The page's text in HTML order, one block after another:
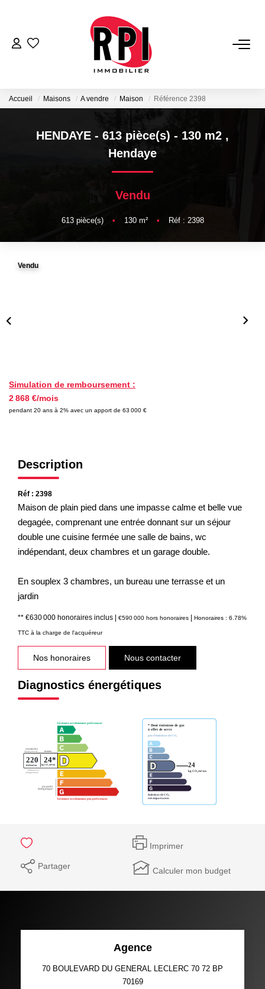
VENTES
LOCATIONS
LOCATIONS VACANCES
Estimation
Avis Clients
Accueil Maisons A vendre Maison Référence 2398
HENDAYE - 613 pièce(s) - 130 m2 ,
Hendaye
Vendu
613pièce(s) • 130m² • Réf : 2398
Vendu
Simulation de remboursement :
2 868 €/mois
pendant 20 ans à 2% avec un apport de 63 000 €
Description
Réf : 2398
Maison de plain pied dans une impasse calme et belle vue
degagée, comprenant une entrée donnant sur un séjour
double une cuisine fermée une salle de bains, wc
indépendant, deux chambres et un garage double.
En souplex 3 chambres, un bureau une terrasse et un
jardin
** €630 000 honoraires inclus | €590 000 hors honoraires | Honoraires : 6.78%
TTC à la charge de l'acquéreur
Nos honoraires Nous contacter
Diagnostics énergétiques
Imprimer
Partager Calculer mon budget
Agence
70 BOULEVARD DU GENERAL LECLERC 70 72 BP
70169